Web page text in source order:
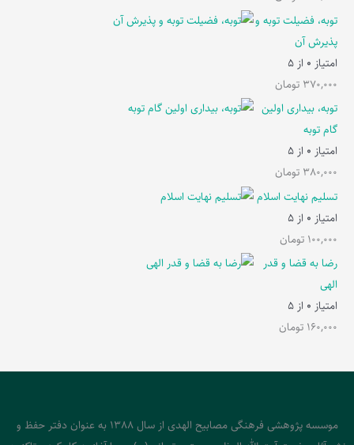
توبه، فضیلت توبه و
پذیرش آن
امتیاز 0 از 5
370,000 تومان
توبه، بیداری اولین
گام توبه
امتیاز 0 از 5
380,000 تومان
تسلیم نهایت اسلام
امتیاز 0 از 5
100,000 تومان
رضا به قضا و قدر
الهی
امتیاز 0 از 5
160,000 تومان
موسسه پژوهشی فرهنگی مصابیح الهدی از سال 1388 به عنوان دفتر حفظ و